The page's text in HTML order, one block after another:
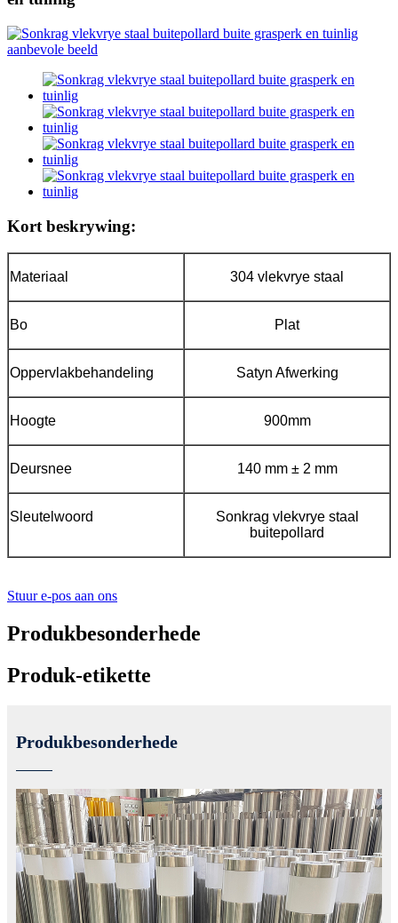
Kort beskrywing:
Materiaal 304 vlekvrye staal
Bo Plat
Oppervlakbehandeling Satyn Afwerking
Hoogte 900mm
Deursnee 140 mm ± 2 mm
Sleutelwoord
Sonkrag vlekvrye staal
buitepollard
Stuur e-pos aan ons
Produkbesonderhede
Produk-etikette
Produkbesonderhede